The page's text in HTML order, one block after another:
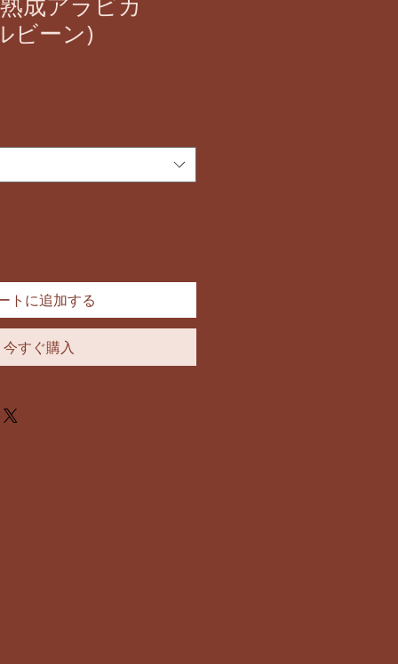
成アラビカ
ビーン)
トに追加する
今すぐ購入